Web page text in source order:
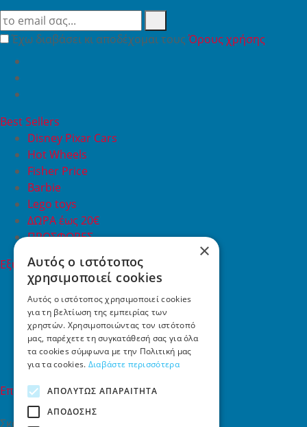
Έχω διαβάσει κι αποδέχομαι τουςΌρους χρήσης
Best Sellers
Disney Pixar Cars
Hot Wheels
Fisher Price
Barbie
Lego toys
ΔΩΡΑ έως 20€
ΠΡΟΣΦΟΡΕΣ
Εξυπηρέτηση Πελατών
Εξυπηρέτηση πελατών
Συχνές ερωτήσεις
Όροι χρήσης
Τρόποι Πληρωμής
Επιστροφές
Επικοινωνία
Επικοινωνία
Σκαλάνι, Ηράκλειο Κρήτης
×
Αυτός ο ιστότοπος
χρησιμοποιεί cookies
Αυτός ο ιστότοπος χρησιμοποιεί cookies
για τη βελτίωση της εμπειρίας των
χρηστών. Χρησιμοποιώντας τον ιστότοπό
μας, παρέχετε τη συγκατάθεσή σας για όλα
τα cookies σύμφωνα με την Πολιτική μας
για τα cookies. Διαβάστε περισσότερα
ΑΠΟΛΎΤΩΣ ΑΠΑΡΑΊΤΗΤΑ
ΑΠΌΔΟΣΗΣ